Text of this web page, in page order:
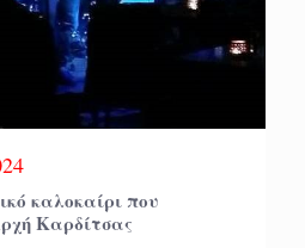
καλοκαίρι που
Καρδίτσας